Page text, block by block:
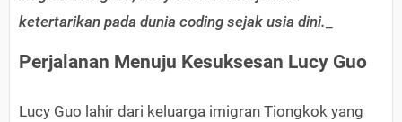
ketertarikan pada dunia coding sejak usia dini.
Perjalanan Menuju Kesuksesan Lucy Guo
Lucy Guo lahir dari keluarga imigran Tiongkok yang